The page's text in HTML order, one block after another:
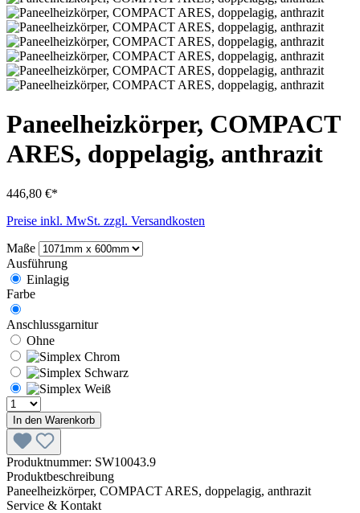
Paneelheizkörper, COMPACT
ARES, doppelagig, anthrazit
446,80 €*
Preise inkl. MwSt. zzgl. Versandkosten
Maße
Ausführung
Einlagig
Farbe
Anschlussgarnitur
Ohne
In den Warenkorb
Produktnummer: SW10043.9
Produktbeschreibung
Paneelheizkörper, COMPACT ARES, doppelagig, anthrazit
Service & Kontakt